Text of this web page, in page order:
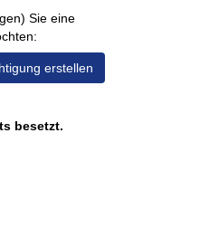
Sie eine
erstellen
besetzt.